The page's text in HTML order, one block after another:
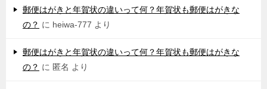
郵便はがきと年賀状の違いって何？年賀状も郵便はがきな
の？ に heiwa-777 より
郵便はがきと年賀状の違いって何？年賀状も郵便はがきな
の？ に 匿名 より